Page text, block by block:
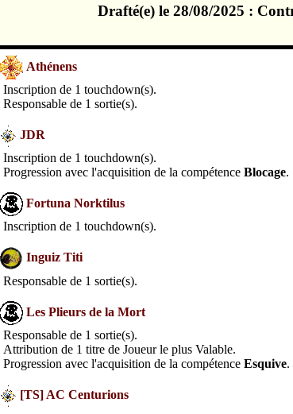
Drafté(e) le 28/08/2025 :
Athénens
Inscription de 1 touchdown(s).
Responsable de 1 sortie(s).
JDR
Inscription de 1 touchdown(s).
Progression avec l'acquisition de la compétence Blocage.
Fortuna Norktilus
Inscription de 1 touchdown(s).
Inguiz Titi
Responsable de 1 sortie(s).
Les Plieurs de la Mort
Responsable de 1 sortie(s).
Attribution de 1 titre de Joueur le plus Valable.
Progression avec l'acquisition de la compétence Esquive.
[TS] AC Centurions